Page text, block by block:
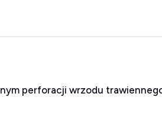
perforacji wrzodu